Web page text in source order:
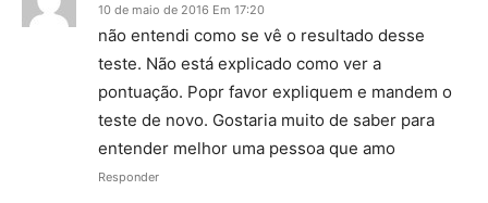
10 de maio de 2016 Em 17:20
não entendi como se vê o resultado desse
teste. Não está explicado como ver a
pontuação. Popr favor expliquem e mandem o
teste de novo. Gostaria muito de saber para
entender melhor uma pessoa que amo
Responder